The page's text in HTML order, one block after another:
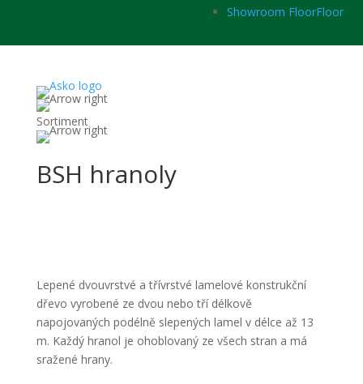
Showroom FloorFloor
Sortiment
BSH hranoly
Lepené dvouvrstvé a třívrstvé lamelové konstrukční
dřevo vyrobené ze dvou nebo tří délkově
napojovaných podélně slepených lamel v délce až 13
m. Každý hranol je ohoblovaný ze všech stran a má
sražené hrany.